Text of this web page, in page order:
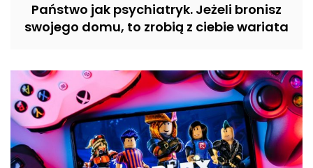
Państwo jak psychiatryk. Jeżeli bronisz
swojego domu, to zrobią z ciebie wariata